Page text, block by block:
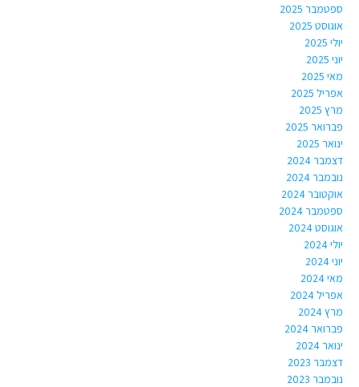
ספטמבר 2025
אוגוסט 2025
יולי 2025
יוני 2025
מאי 2025
אפריל 2025
מרץ 2025
פברואר 2025
ינואר 2025
דצמבר 2024
נובמבר 2024
אוקטובר 2024
ספטמבר 2024
אוגוסט 2024
יולי 2024
יוני 2024
מאי 2024
אפריל 2024
מרץ 2024
פברואר 2024
ינואר 2024
דצמבר 2023
נובמבר 2023